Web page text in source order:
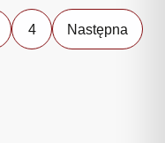
4 Następna